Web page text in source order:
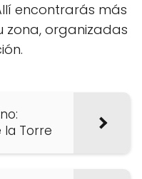
encontrarás más
zona, organizadas
la Torre